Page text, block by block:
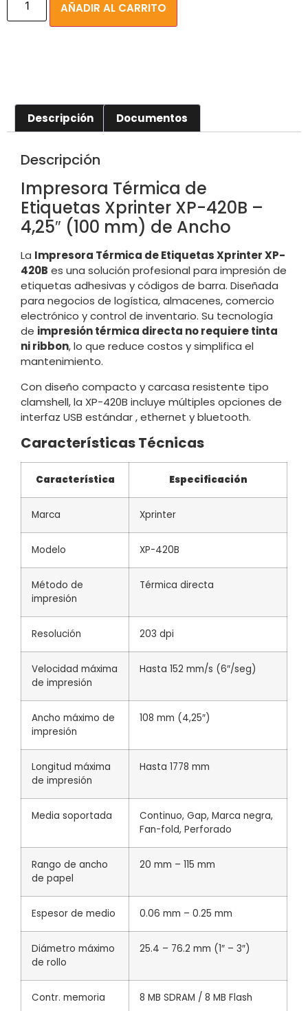
AÑADIR AL CARRITO
Descripción Documentos
Descripción
Impresora Térmica de
Etiquetas Xprinter XP-420B –
4,25″ (100 mm) de Ancho
La Impresora Térmica de Etiquetas Xprinter XP-
420B es una solución profesional para impresión de
etiquetas adhesivas y códigos de barra. Diseñada
para negocios de logística, almacenes, comercio
electrónico y control de inventario. Su tecnología
de impresión térmica directa no requiere tinta
ni ribbon, lo que reduce costos y simplifica el
mantenimiento.
Con diseño compacto y carcasa resistente tipo
clamshell, la XP-420B incluye múltiples opciones de
interfaz USB estándar , ethernet y bluetooth.
Características Técnicas
Característica Especificación
Marca Xprinter
Modelo XP-420B
Método de
impresión
Térmica directa
Resolución 203 dpi
Velocidad máxima
de impresión
Hasta 152 mm/s (6″/seg)
Ancho máximo de
impresión
108 mm (4,25″)
Longitud máxima
de impresión
Hasta 1778 mm
Media soportada
Continuo, Gap, Marca negra,
Fan-fold, Perforado
Rango de ancho
de papel
20 mm – 115 mm
Espesor de medio 0.06 mm – 0.25 mm
Diámetro máximo
de rollo
25.4 – 76.2 mm (1″ – 3″)
Contr. memoria 8 MB SDRAM / 8 MB Flash